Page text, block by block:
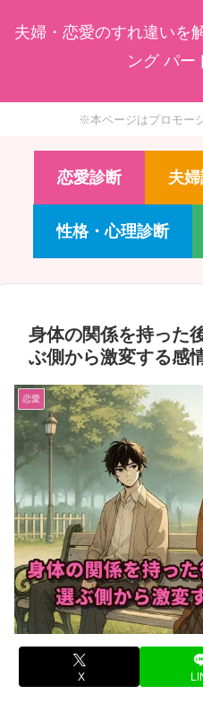
夫婦・恋愛のすれ違いを
ング パー
※本ページはプロモー
恋愛診断 夫
性格・心理診断
身体の関係を持った
ぶ側から激変する感
恋愛
X